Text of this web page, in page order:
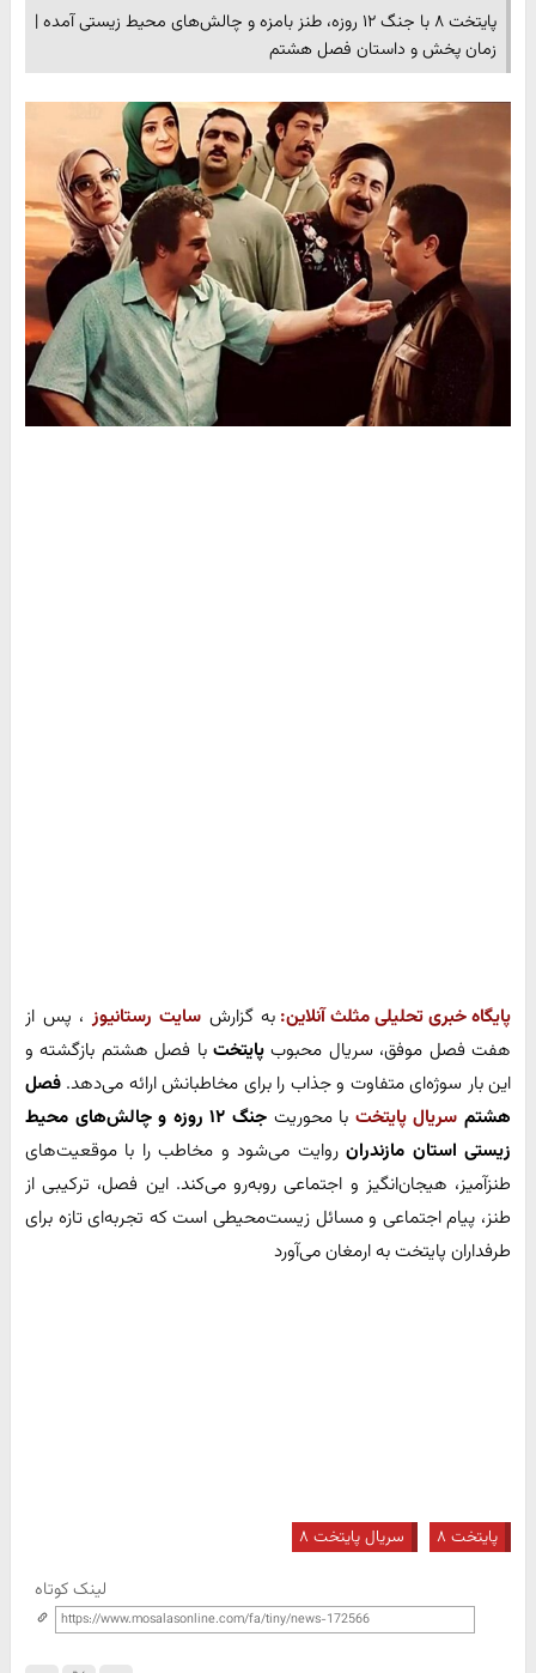
پایتخت ۸ با جنگ ۱۲ روزه، طنز بامزه و چالش‌های محیط زیستی آمده |
زمان پخش و داستان فصل هشتم
پایگاه خبری تحلیلی مثلث آنلاین: به گزارش سایت رستانیوز، پس از
هفت فصل موفق، سریال محبوب پایتخت با فصل هشتم بازگشته و
این بار سوژه‌ای متفاوت و جذاب را برای مخاطبانش ارائه می‌دهد. فصل
هشتم سریال پایتخت با محوریت
جنگ ۱۲ روزه و چالش‌های محیط
زیستی استان مازندرانروایت می‌شود و مخاطب را با موقعیت‌های
طنزآمیز، هیجان‌انگیز و اجتماعی روبه‌رو می‌کند. این فصل، ترکیبی از
طنز، پیام اجتماعی و مسائل زیست‌محیطی است که تجربه‌ای تازه برای
طرفداران پایتخت به ارمغان می‌آورد
پایتخت ۸ سریال پایتخت ۸
لینک کوتاه